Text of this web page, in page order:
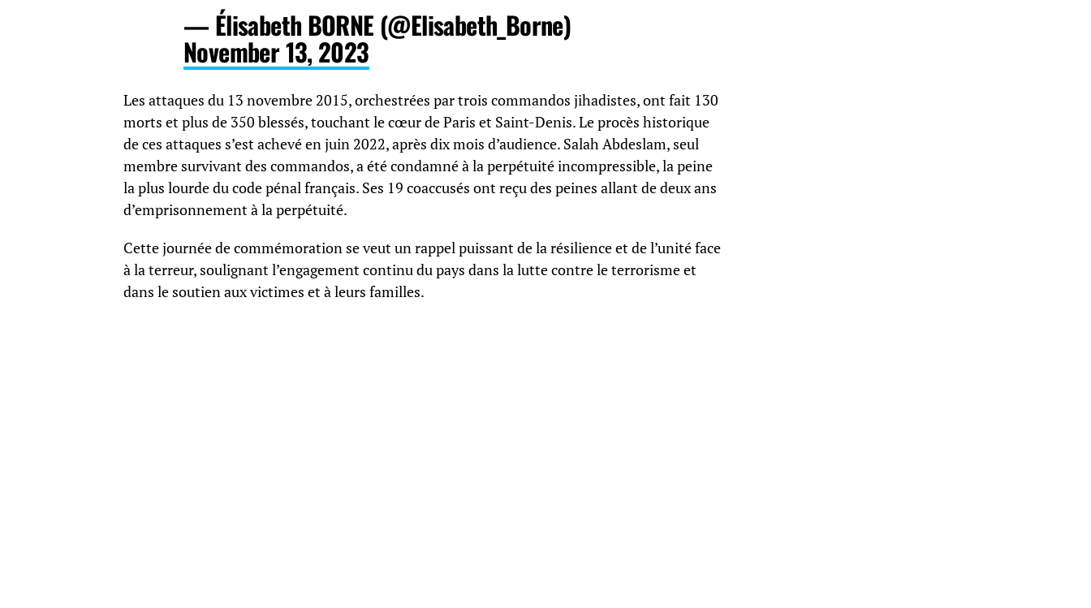
— Élisabeth BORNE (@Elisabeth_Borne)
November 13, 2023
Les attaques du 13 novembre 2015, orchestrées par trois commandos jihadistes, ont fait 130
morts et plus de 350 blessés, touchant le cœur de Paris et Saint-Denis. Le procès historique
de ces attaques s’est achevé en juin 2022, après dix mois d’audience. Salah Abdeslam, seul
membre survivant des commandos, a été condamné à la perpétuité incompressible, la peine
la plus lourde du code pénal français. Ses 19 coaccusés ont reçu des peines allant de deux ans
d’emprisonnement à la perpétuité.
Cette journée de commémoration se veut un rappel puissant de la résilience et de l’unité face
à la terreur, soulignant l’engagement continu du pays dans la lutte contre le terrorisme et
dans le soutien aux victimes et à leurs familles.